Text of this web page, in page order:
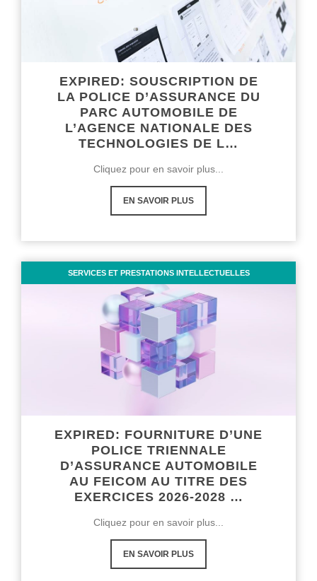
EXPIRED: SOUSCRIPTION DE
LA POLICE D’ASSURANCE DU
PARC AUTOMOBILE DE
L’AGENCE NATIONALE DES
TECHNOLOGIES DE L…
Cliquez pour en savoir plus...
EN SAVOIR PLUS
SERVICES ET PRESTATIONS INTELLECTUELLES
EXPIRED: FOURNITURE D’UNE
POLICE TRIENNALE
D’ASSURANCE AUTOMOBILE
AU FEICOM AU TITRE DES
EXERCICES 2026-2028 …
Cliquez pour en savoir plus...
EN SAVOIR PLUS